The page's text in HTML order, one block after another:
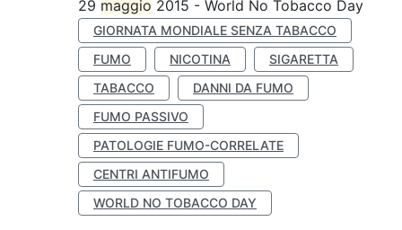
29 maggio 2015 - World No Tobacco Day
GIORNATA MONDIALE SENZA TABACCO
FUMO
NICOTINA
SIGARETTA
TABACCO
DANNI DA FUMO
FUMO PASSIVO
PATOLOGIE FUMO-CORRELATE
CENTRI ANTIFUMO
WORLD NO TOBACCO DAY